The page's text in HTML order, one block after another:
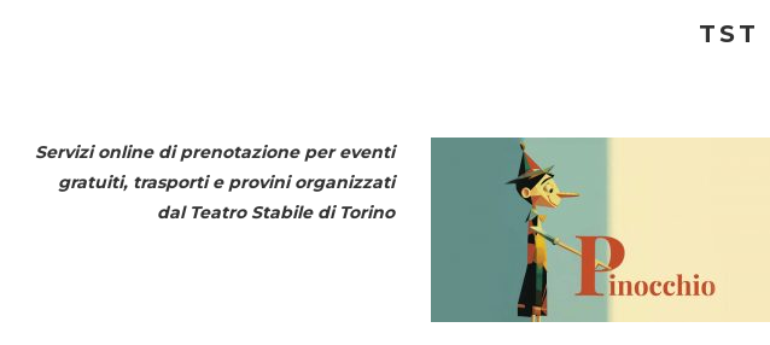
TST
Servizi online di prenotazione per eventi
gratuiti, trasporti e provini organizzati
dal Teatro Stabile di Torino